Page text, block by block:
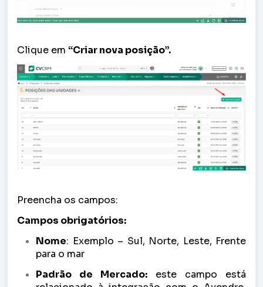
Clique em “Criar nova posição”.
Preencha os campos:
Campos obrigatórios:
Nome: Exemplo – Sul, Norte, Leste, Frente
para o mar
Padrão de Mercado:
este campo está